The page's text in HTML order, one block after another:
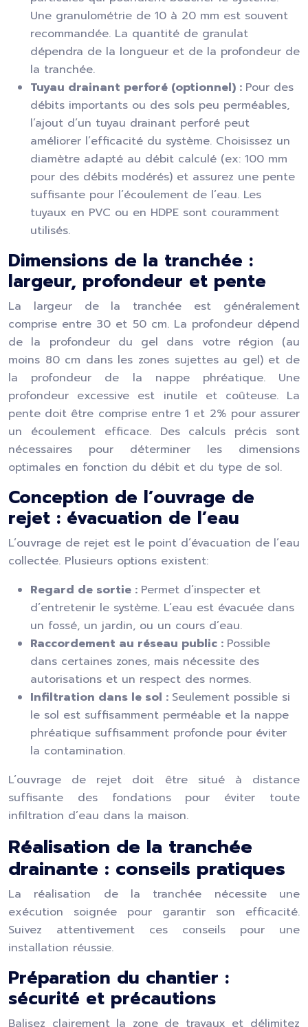
Une granulométrie de 10 à 20 mm est souvent
recommandée. La quantité de granulat
dépendra de la longueur et de la profondeur de
la tranchée.
Tuyau drainant perforé (optionnel) : Pour des
débits importants ou des sols peu perméables,
l’ajout d’un tuyau drainant perforé peut
améliorer l’efficacité du système. Choisissez un
diamètre adapté au débit calculé (ex: 100 mm
pour des débits modérés) et assurez une pente
suffisante pour l’écoulement de l’eau. Les
tuyaux en PVC ou en HDPE sont couramment
utilisés.
Dimensions de la tranchée :
largeur, profondeur et pente
La largeur de la tranchée est généralement
comprise entre 30 et 50 cm. La profondeur dépend
de la profondeur du gel dans votre région (au
moins 80 cm dans les zones sujettes au gel) et de
la profondeur de la nappe phréatique. Une
profondeur excessive est inutile et coûteuse. La
pente doit être comprise entre 1 et 2% pour assurer
un écoulement efficace. Des calculs précis sont
nécessaires pour déterminer les dimensions
optimales en fonction du débit et du type de sol.
Conception de l’ouvrage de
rejet : évacuation de l’eau
L’ouvrage de rejet est le point d’évacuation de l’eau
collectée. Plusieurs options existent:
Regard de sortie : Permet d’inspecter et
d’entretenir le système. L’eau est évacuée dans
un fossé, un jardin, ou un cours d’eau.
Raccordement au réseau public : Possible
dans certaines zones, mais nécessite des
autorisations et un respect des normes.
Infiltration dans le sol : Seulement possible si
le sol est suffisamment perméable et la nappe
phréatique suffisamment profonde pour éviter
la contamination.
L’ouvrage de rejet doit être situé à distance
suffisante des fondations pour éviter toute
infiltration d’eau dans la maison.
Réalisation de la tranchée
drainante : conseils pratiques
La réalisation de la tranchée nécessite une
exécution soignée pour garantir son efficacité.
Suivez attentivement ces conseils pour une
installation réussie.
Préparation du chantier :
sécurité et précautions
Balisez clairement la zone de travaux et délimitez